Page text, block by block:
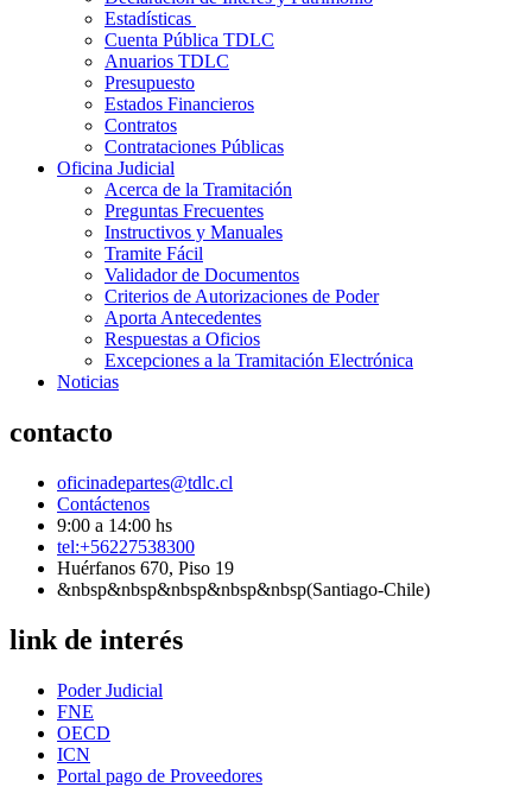
Estadísticas
Cuenta Pública TDLC
Anuarios TDLC
Presupuesto
Estados Financieros
Contratos
Contrataciones Públicas
Oficina Judicial
Acerca de la Tramitación
Preguntas Frecuentes
Instructivos y Manuales
Tramite Fácil
Validador de Documentos
Criterios de Autorizaciones de Poder
Aporta Antecedentes
Respuestas a Oficios
Excepciones a la Tramitación Electrónica
Noticias
contacto
oficinadepartes@tdlc.cl
Contáctenos
9:00 a 14:00 hs
tel:+56227538300
Huérfanos 670, Piso 19
&nbsp&nbsp&nbsp&nbsp&nbsp(Santiago-Chile)
link de interés
Poder Judicial
FNE
OECD
ICN
Portal pago de Proveedores